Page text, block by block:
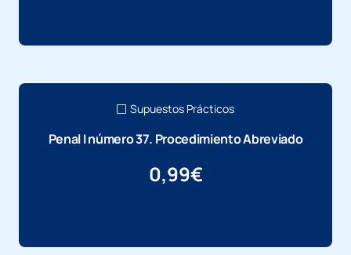
Supuestos Prácticos
Penal I número 37. Procedimiento Abreviado
0,99€